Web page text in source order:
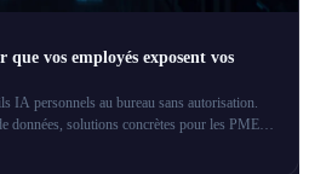
vos employés exposent vos
IA personnels au bureau sans autorisation.
données, solutions concrètes pour les PME